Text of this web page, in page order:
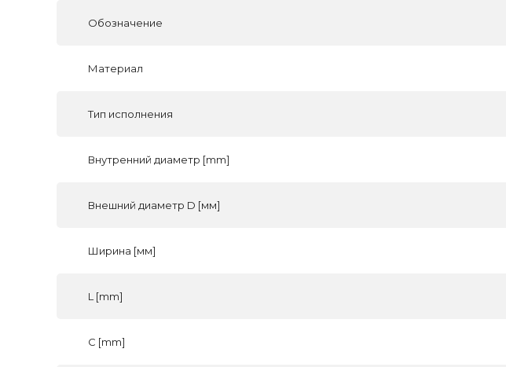
Обозначение
Материал
Тип исполнения
Внутренний диаметр [mm]
Внешний диаметр D [мм]
Ширина [мм]
L [mm]
C [mm]